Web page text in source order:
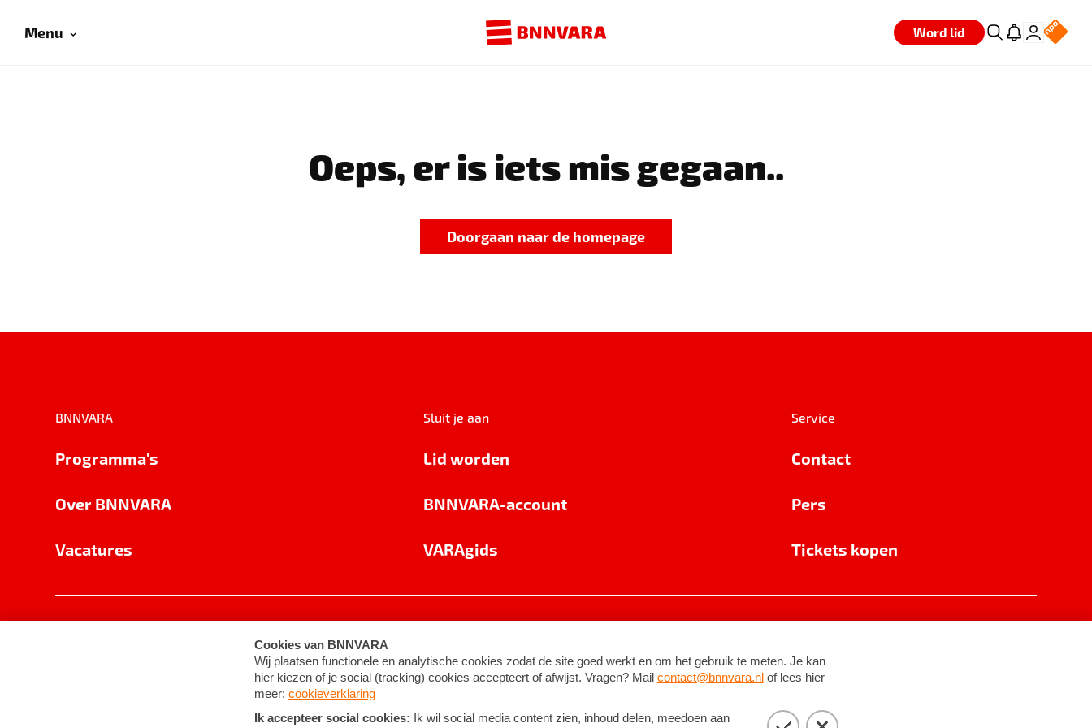
Menu Word lid
Oeps, er is iets mis gegaan..
Doorgaan naar de homepage
BNNVARA
Programma's
Over BNNVARA
Vacatures
Sluit je aan
Lid worden
BNNVARA-account
VARAgids
Service
Contact
Pers
Tickets kopen
Cookie-instellingen Algemene voorwaarden ©2026BNNVARA